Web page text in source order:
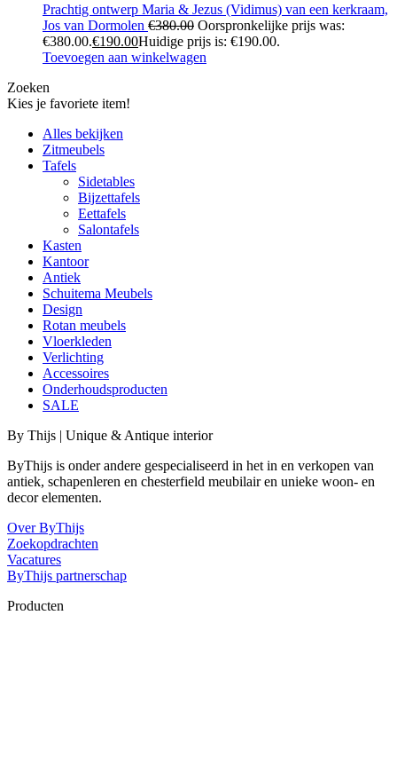
Prachtig ontwerp Maria & Jezus (Vidimus) van een kerkraam,
Jos van Dormolen €380.00 Oorspronkelijke prijs was:
€380.00.€190.00Huidige prijs is: €190.00.
Toevoegen aan winkelwagen
Zoeken
Kies je favoriete item!
Alles bekijken
Zitmeubels
Tafels
Sidetables
Bijzettafels
Eettafels
Salontafels
Kasten
Kantoor
Antiek
Schuitema Meubels
Design
Rotan meubels
Vloerkleden
Verlichting
Accessoires
Onderhoudsproducten
SALE
By Thijs | Unique & Antique interior
ByThijs is onder andere gespecialiseerd in het in en verkopen van
antiek, schapenleren en chesterfield meubilair en unieke woon- en
decor elementen.
Over ByThijs
Zoekopdrachten
Vacatures
ByThijs partnerschap
Producten